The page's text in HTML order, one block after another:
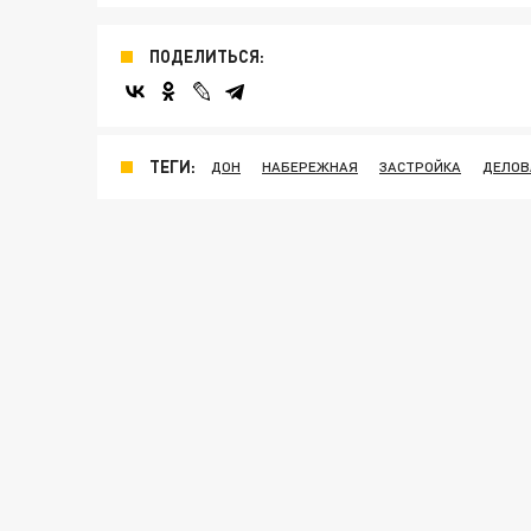
ПОДЕЛИТЬСЯ:
ТЕГИ: ДОН НАБЕРЕЖНАЯ ЗАСТРОЙКА